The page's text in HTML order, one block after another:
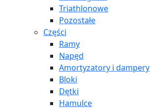
Triathlonowe
Pozostałe
Części
Ramy
Napęd
Amortyzatory i dampery
Bloki
Dętki
Hamulce